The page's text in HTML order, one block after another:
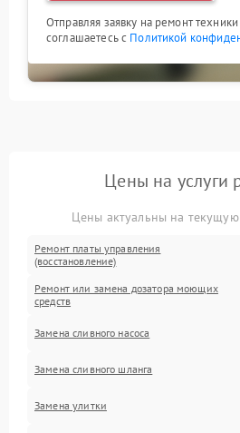
Отправляя заявку на ремонт
соглашаетесь с Политикой
Цены на услуги
Цены актуальны на
Ремонт платы управления
(восстановление)
Ремонт или замена дозатора моющих
средств
Замена сливного насоса
Замена сливного шланга
Замена улитки